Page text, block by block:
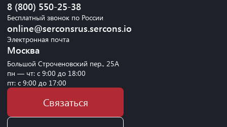
8 (800) 550-25-38
Бесплатный звонок по России
online@serconsrus.sercons.io
Электронная почта
Москва
Большой Строченовский пер., 25А
пн — чт: с 9:00 до 18:00
пт: с 9:00 до 17:00
Связаться